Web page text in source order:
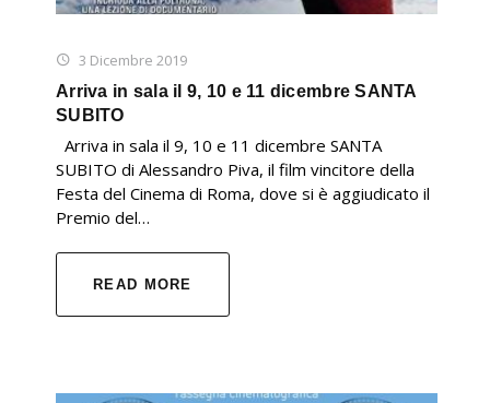
3 Dicembre 2019
Arriva in sala il 9, 10 e 11 dicembre SANTA
SUBITO
Arriva in sala il 9, 10 e 11 dicembre SANTA
SUBITO di Alessandro Piva, il film vincitore della
Festa del Cinema di Roma, dove si è aggiudicato il
Premio del…
READ MORE